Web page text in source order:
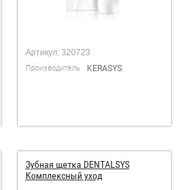
Артикул:320723
Производитель KERASYS
Зубная щетка DENTALSYS
Комплексный уход